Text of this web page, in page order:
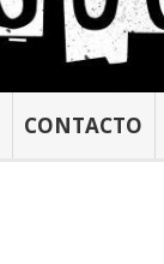
CONTACTO